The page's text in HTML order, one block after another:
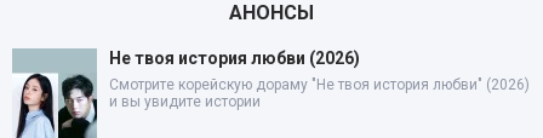
АНОНСЫ
Не твоя история любви (2026)
Смотрите корейскую дораму "Не твоя история любви" (2026)
и вы увидите истории